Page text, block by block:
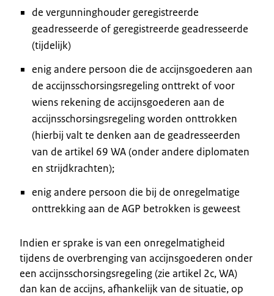
de vergunninghouder geregistreerde
geadresseerde of geregistreerde geadresseerde
(tijdelijk)
enig andere persoon die de accijnsgoederen aan
de accijnsschorsingsregeling onttrekt of voor
wiens rekening de accijnsgoederen aan de
accijnsschorsingsregeling worden onttrokken
(hierbij valt te denken aan de geadresseerden
van de artikel 69 WA (onder andere diplomaten
en strijdkrachten);
enig andere persoon die bij de onregelmatige
onttrekking aan de AGP betrokken is geweest
Indien er sprake is van een onregelmatigheid
tijdens de overbrenging van accijnsgoederen onder
een accijnsschorsingsregeling (zie artikel 2c, WA)
dan kan de accijns, afhankelijk van de situatie, op